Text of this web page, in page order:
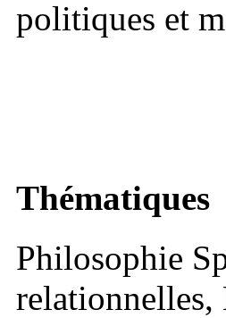
politiques et
Thématiques
Philosophie
relationnelles,